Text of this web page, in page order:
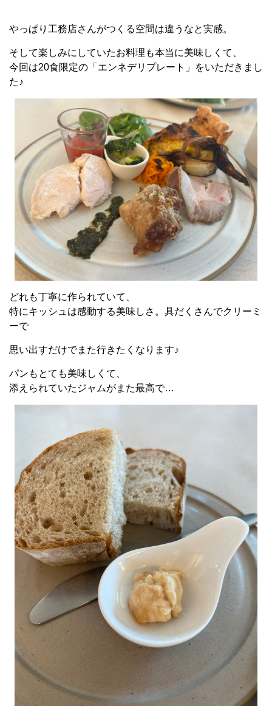
やっぱり工務店さんがつくる空間は違うなと実感。
そして楽しみにしていたお料理も本当に美味しくて、
今回は20食限定の「エンネデリプレート」をいただきまし
た♪
どれも丁寧に作られていて、
特にキッシュは感動する美味しさ。具だくさんでクリーミ
ーで
思い出すだけでまた行きたくなります♪
パンもとても美味しくて、
添えられていたジャムがまた最高で…